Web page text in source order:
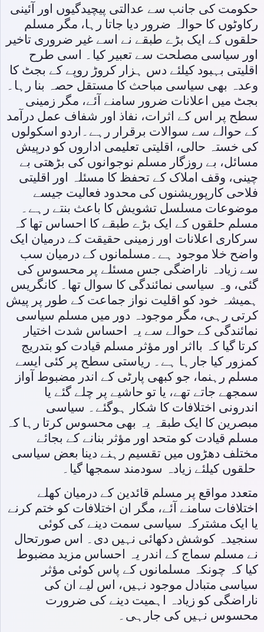
حکومت کی جانب سے عدالتی پیچیدگیوں اور آئینی
رکاوٹوں کا حوالہ ضرور دیا جاتا رہا، مگر مسلم
حلقوں کے ایک بڑے طبقے نے اسے غیر ضروری تاخیر
اور سیاسی مصلحت سے تعبیر کیا۔ اسی طرح
اقلیتی بہبود کیلئے دس ہزار کروڑ روپے کے بجٹ کا
وعدہ بھی سیاسی مباحث کا مستقل حصہ بنا رہا۔
بجٹ میں اعلانات ضرور سامنے آئے، مگر زمینی
سطح پر اس کے اثرات، نفاذ اور شفاف عمل درآمد
کے حوالے سے سوالات برقرار رہے۔اردو اسکولوں
کی خستہ حالی، اقلیتی تعلیمی اداروں کو درپیش
مسائل، بے روزگار مسلم نوجوانوں کی بڑھتی بے
چینی، وقف املاک کے تحفظ کا مسئلہ اور اقلیتی
فلاحی کارپوریشنوں کی محدود فعالیت جیسے
موضوعات مسلسل تشویش کا باعث بنتے رہے۔
مسلم حلقوں کے ایک بڑے طبقے کا احساس تھا کہ
سرکاری اعلانات اور زمینی حقیقت کے درمیان ایک
واضح خلا موجود ہے۔مسلمانوں کے درمیان سب
سے زیادہ ناراضگی جس مسئلے پر محسوس کی
گئی، وہ سیاسی نمائندگی کا سوال تھا۔ کانگریس
ہمیشہ خود کو اقلیت نواز جماعت کے طور پر پیش
کرتی رہی، مگر موجودہ دور میں مسلم سیاسی
نمائندگی کے حوالے سے یہ احساس شدت اختیار
کرتا گیا کہ بااثر اور مؤثر مسلم قیادت کو بتدریج
کمزور کیا جارہا ہے۔ ریاستی سطح پر کئی ایسے
مسلم رہنما، جو کبھی پارٹی کے اندر مضبوط آواز
سمجھے جاتے تھے، یا تو حاشیے پر چلے گئے یا
اندرونی اختلافات کا شکار ہوگئے۔ سیاسی
مبصرین کا ایک طبقہ یہ بھی محسوس کرتا رہا کہ
مسلم قیادت کو متحد اور مؤثر بنانے کے بجائے
مختلف دھڑوں میں تقسیم رہنے دینا بعض سیاسی
حلقوں کیلئے زیادہ سودمند سمجھا گیا۔
متعدد مواقع پر مسلم قائدین کے درمیان کھلے
اختلافات سامنے آئے، مگر ان اختلافات کو ختم کرنے
یا ایک مشترکہ سیاسی سمت دینے کی کوئی
سنجیدہ کوشش دکھائی نہیں دی۔ اس صورتحال
نے مسلم سماج کے اندر یہ احساس مزید مضبوط
کیا کہ چونکہ مسلمانوں کے پاس کوئی مؤثر
سیاسی متبادل موجود نہیں، اس لیے ان کی
ناراضگی کو زیادہ اہمیت دینے کی ضرورت
محسوس نہیں کی جارہی۔